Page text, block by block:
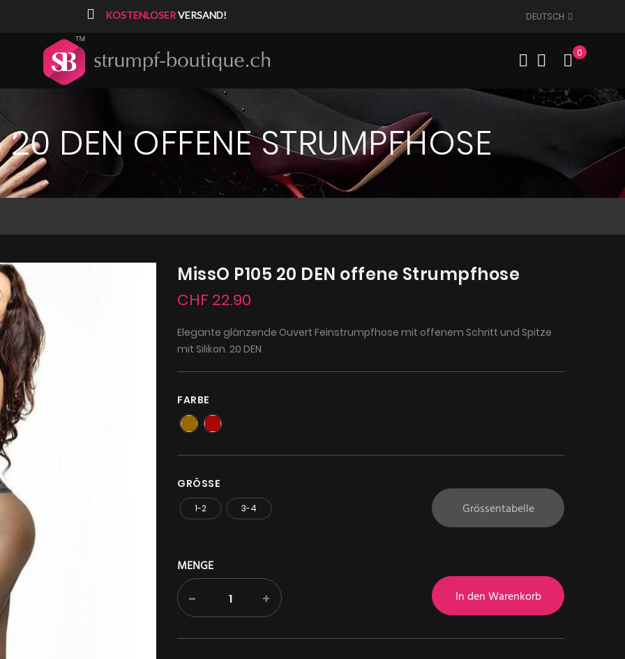
KOSTENLOSERVERSAND! DEUTSCH
0
DEN OFFENE STRUMPFHOSE
MissO P105 20 DEN offene Strumpfhose
CHF 22.90
Elegante glänzende Ouvert Feinstrumpfhose mit offenem Schritt und Spitze
mit Silikon. 20 DEN
FARBE
GRÖSSE
1-2 3-4 Grössentabelle
MENGE
- + In den Warenkorb